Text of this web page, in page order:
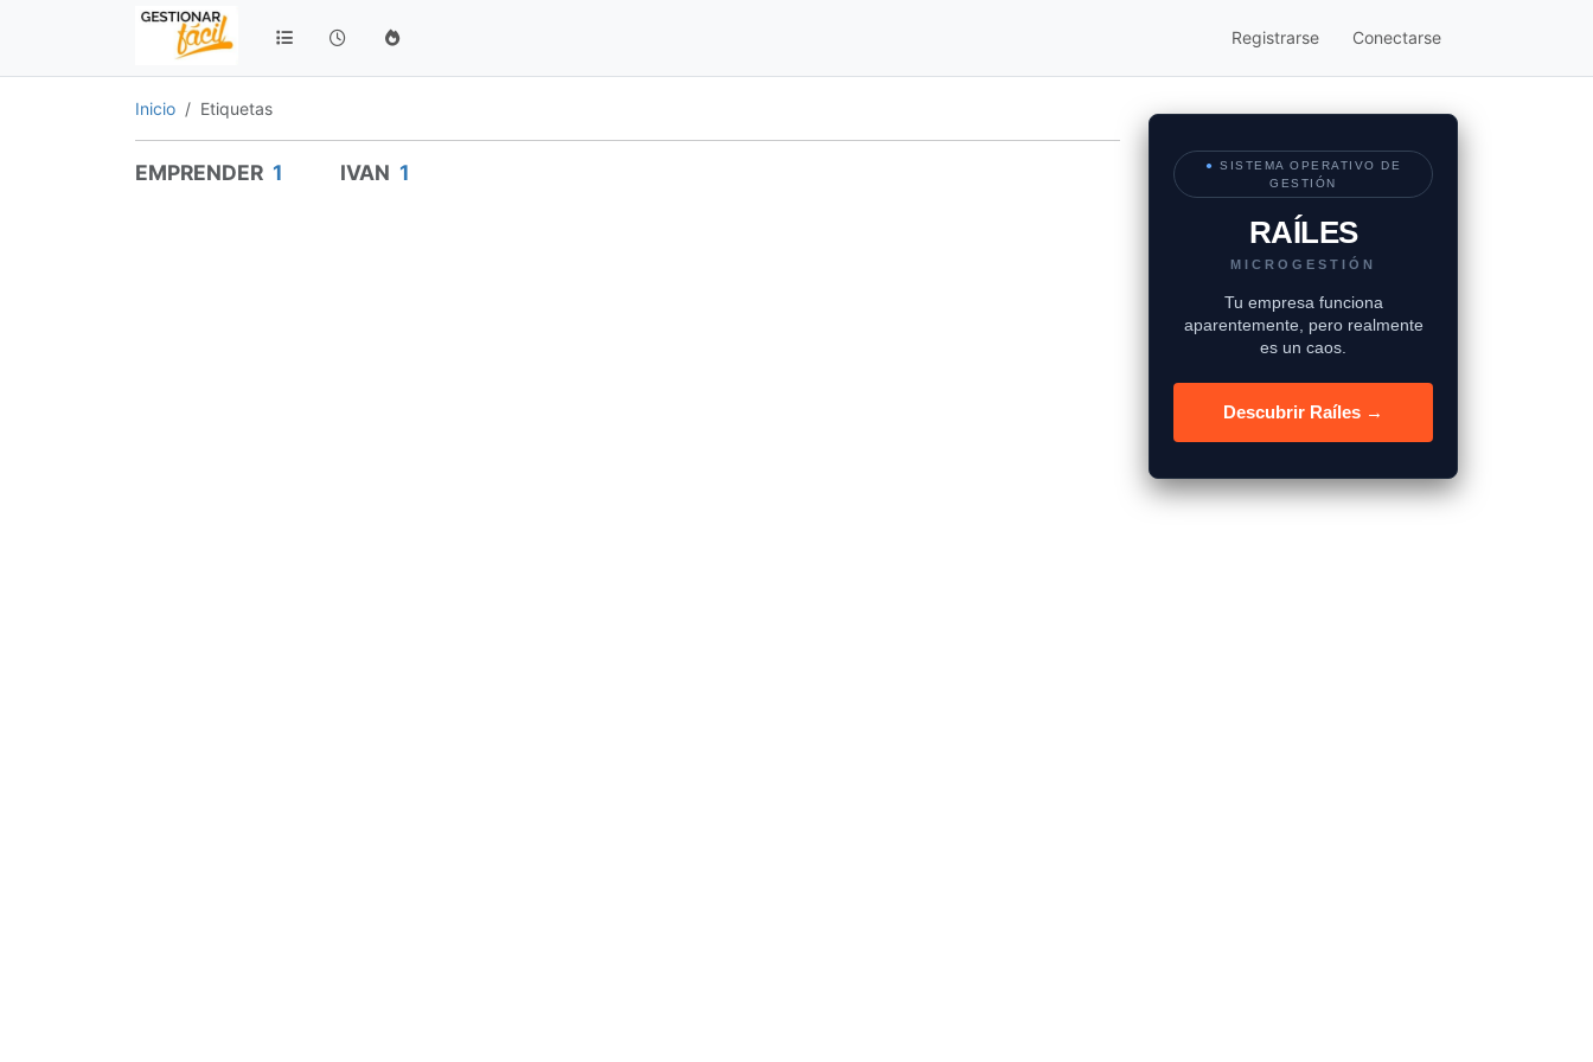
Registrarse Conectarse
Inicio Etiquetas
EMPRENDER 1 IVAN 1 ●
SISTEMA OPERATIVO DE
GESTIÓN
RAÍLES
MICROGESTIÓN
Tu empresa funciona
aparentemente, pero realmente
es un caos.
Descubrir Raíles →